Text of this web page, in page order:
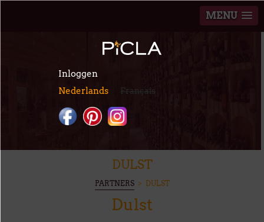
MENU
Overslaan en naar de inhoud gaan
Inloggen
Nederlands
Français
DULST
U BENT HIERPARTNERS> DULST
Dulst